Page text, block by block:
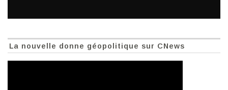
La nouvelle donne géopolitique sur CNews